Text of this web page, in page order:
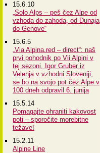
15.6.10
„Solo Alps – peš čez Alpe od
vzhoda do zahoda, od Dunaja
do Genove“
15.6.5
„Via Alpina.red – direct“: naš
prvi pohodnik po Vii Alpini v
tej sezoni, Igor Gruber iz
Velenja v vzhodni Sloveniji,
se bo na svojo pot čez Alpe v
100 dneh odpravil 6. junija
15.5.14
Pomagajte ohraniti kakovost
poti – sporočite morebitne
težave!
15.2.11
Alpine Line